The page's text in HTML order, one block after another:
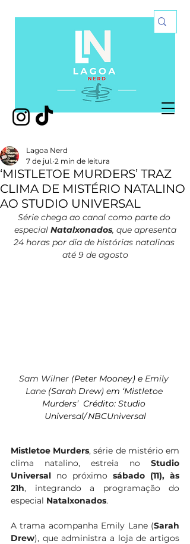
‘MISTLETOE MURDERS’ TRAZ
CLIMA DE MISTÉRIO NATALINO
AO STUDIO UNIVERSAL
Lagoa Nerd
7 de jul. 2 min de leitura
Série chega ao canal como parte do
especial Natalxonados, que apresenta
24 horas por dia de histórias natalinas
até 9 de agosto
Sam Wilner (Peter Mooney) e Emily
Lane (Sarah Drew) em ‘Mistletoe
Murders’ Crédito: Studio
Universal/ NBCUniversal
Mistletoe Murders, série de mistério em
clima natalino, estreia no Studio
Universal no próximo sábado (11), às
21h, integrando a programação do
especial Natalxonados.
A trama acompanha Emily Lane (Sarah
Drew), que administra a loja de artigos